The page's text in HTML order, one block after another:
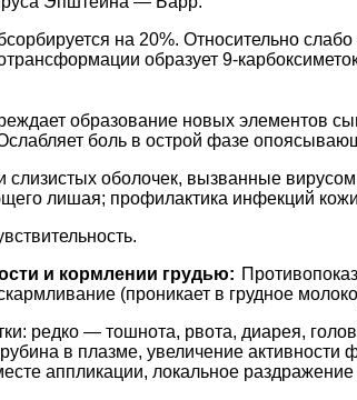
на 20%. Относительно
образует 9-
образование новых элементов
боль в острой фазе
слизистых оболочек, вызванные
лишая; профилактика инфекций
и кормлении грудью:
(проникает в грудное
редко — тошнота, рвота, диарея,
в плазме, увеличение активности
аппликации, локальное раздражение